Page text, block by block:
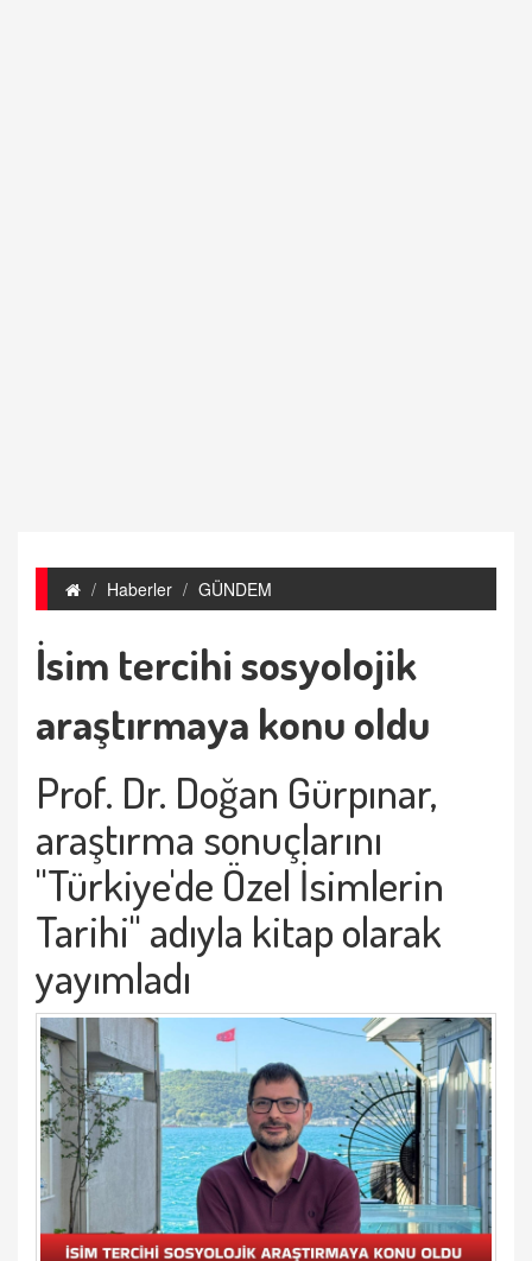
Haberler GÜNDEM
İsim tercihi sosyolojik
araştırmaya konu oldu
Prof. Dr. Doğan Gürpınar,
araştırma sonuçlarını
"Türkiye'de Özel İsimlerin
Tarihi" adıyla kitap olarak
yayımladı